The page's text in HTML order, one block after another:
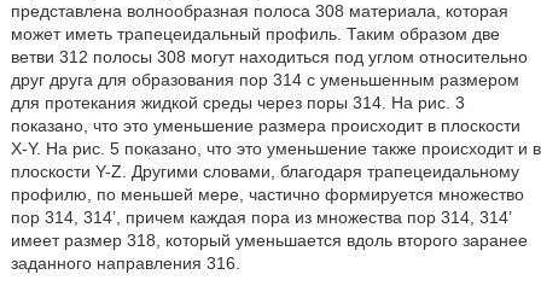
представлена волнообразная полоса 308 материала, которая
может иметь трапецеидальный профиль. Таким образом две
ветви 312 полосы 308 могут находиться под углом относительно
друг друга для образования пор 314 с уменьшенным размером
для протекания жидкой среды через поры 314. На рис. 3
показано, что это уменьшение размера происходит в плоскости
X-Y. На рис. 5 показано, что это уменьшение также происходит и в
плоскости Y-Z. Другими словами, благодаря трапецеидальному
профилю, по меньшей мере, частично формируется множество
пор 314, 314’, причем каждая пора из множества пор 314, 314’
имеет размер 318, который уменьшается вдоль второго заранее
заданного направления 316.